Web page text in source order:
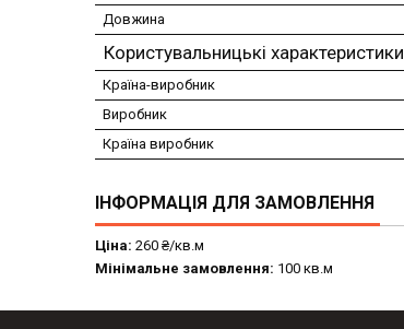
Довжина
Користувальницькі характеристики
Країна-виробник
Виробник
Країна виробник
ІНФОРМАЦІЯ ДЛЯ ЗАМОВЛЕННЯ
Ціна: 260 ₴/кв.м
Мінімальне замовлення: 100 кв.м